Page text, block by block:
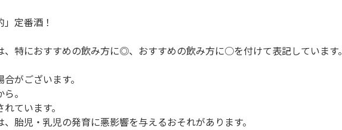
定番酒！
特におすすめの飲み方に◎、おすすめの飲み方に○を付けて表記しています。
がございます。
。
ています。
胎児・乳児の発育に悪影響を与えるおそれがあります。